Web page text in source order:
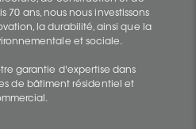
70 ans, nous nous investissons
la durabilité, ainsi que la
et sociale.
garantie d'expertise dans
de bâtiment résidentiel et